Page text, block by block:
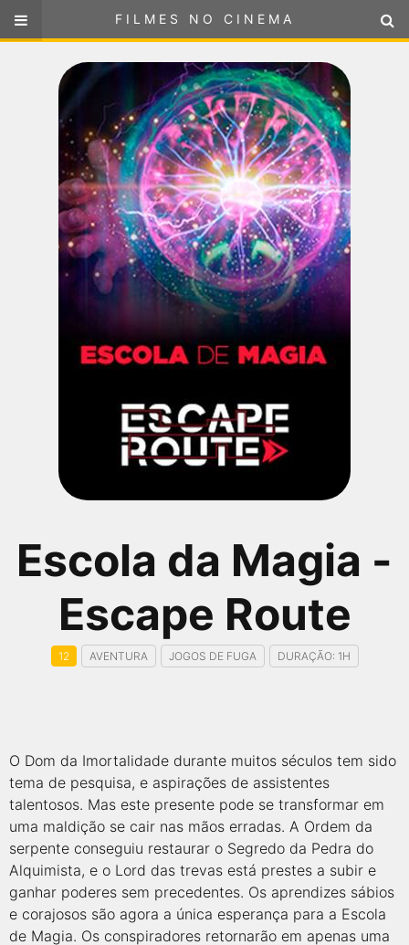
FILMES NO CINEMA
ou selecione sua localização
Escola da Magia -
Escape Route
12 AVENTURA JOGOS DE FUGA DURAÇÃO: 1H
O Dom da Imortalidade durante muitos séculos tem sido
tema de pesquisa, e aspirações de assistentes
talentosos. Mas este presente pode se transformar em
uma maldição se cair nas mãos erradas. A Ordem da
serpente conseguiu restaurar o Segredo da Pedra do
Alquimista, e o Lord das trevas está prestes a subir e
ganhar poderes sem precedentes. Os aprendizes sábios
e corajosos são agora a única esperança para a Escola
de Magia. Os conspiradores retornarão em apenas uma
FILMES NO CINEMA
SELECIONE SUA LOCALIZAÇÃO
FILMES EM CARTAZ
PRÓXIMOS LANÇAMENTOS
GÊNEROS
NOTÍCIAS
FilmesNoCinema.com.bré o maior localizador de filmes e
qualquer cidade em território brasileiro. Você pode também
acessar informações sobre cinemas, horários, assistir aos